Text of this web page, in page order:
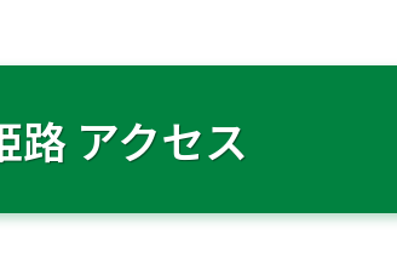
路 アクセス